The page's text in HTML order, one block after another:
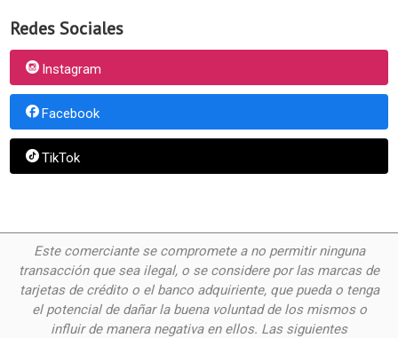
Redes Sociales
Instagram
Facebook
TikTok
Este comerciante se compromete a no permitir ninguna
transacción que sea ilegal, o se considere por las marcas de
tarjetas de crédito o el banco adquiriente, que pueda o tenga
el potencial de dañar la buena voluntad de los mismos o
influir de manera negativa en ellos. Las siguientes